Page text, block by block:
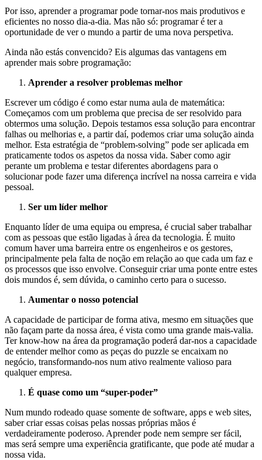
Por isso, aprender a programar pode tornar-nos mais produtivos e
eficientes no nosso dia-a-dia. Mas não só: programar é ter a
oportunidade de ver o mundo a partir de uma nova perspetiva.
Ainda não estás convencido? Eis algumas das vantagens em
aprender mais sobre programação:
Aprender a resolver problemas melhor
Escrever um código é como estar numa aula de matemática:
Começamos com um problema que precisa de ser resolvido para
obtermos uma solução. Depois testamos essa solução para encontrar
falhas ou melhorias e, a partir daí, podemos criar uma solução ainda
melhor. Esta estratégia de “problem-solving” pode ser aplicada em
praticamente todos os aspetos da nossa vida. Saber como agir
perante um problema e testar diferentes abordagens para o
solucionar pode fazer uma diferença incrível na nossa carreira e vida
pessoal.
Ser um líder melhor
Enquanto líder de uma equipa ou empresa, é crucial saber trabalhar
com as pessoas que estão ligadas à área da tecnologia. É muito
comum haver uma barreira entre os engenheiros e os gestores,
principalmente pela falta de noção em relação ao que cada um faz e
os processos que isso envolve. Conseguir criar uma ponte entre estes
dois mundos é, sem dúvida, o caminho certo para o sucesso.
Aumentar o nosso potencial
A capacidade de participar de forma ativa, mesmo em situações que
não façam parte da nossa área, é vista como uma grande mais-valia.
Ter know-how na área da programação poderá dar-nos a capacidade
de entender melhor como as peças do puzzle se encaixam no
negócio, transformando-nos num ativo realmente valioso para
qualquer empresa.
É quase como um “super-poder”
Num mundo rodeado quase somente de software, apps e web sites,
saber criar essas coisas pelas nossas próprias mãos é
verdadeiramente poderoso. Aprender pode nem sempre ser fácil,
mas será sempre uma experiência gratificante, que pode até mudar a
nossa vida.